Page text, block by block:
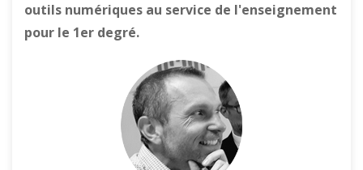
outils numériques au service de l'enseignement
pour le 1er degré.